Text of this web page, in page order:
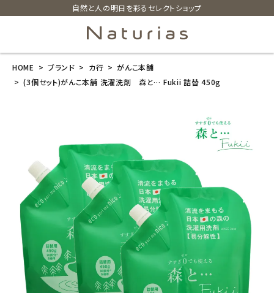
自然と人の明日を彩るセレクトショップ
search
(3個セット)が
んこ本舗 洗濯
洗剤 森と…
Fukii 詰替 45
8,910 (税込)
HOME ブランド カ行
がんこ本舗
(3個セット)がんこ本舗 洗濯洗剤 森と… Fukii 詰替 450g